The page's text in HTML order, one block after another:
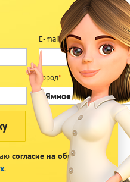
E-mail*
Город*
согласие на обработку
.